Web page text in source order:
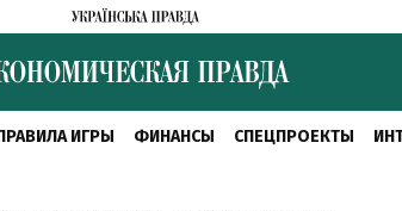
ИГРЫ ФИНАНСЫ СПЕЦПРОЕКТЫ